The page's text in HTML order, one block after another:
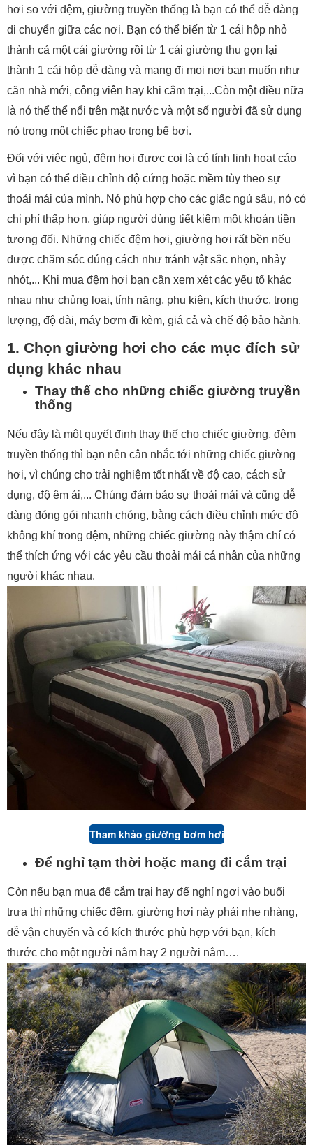
hơi so với đệm, giường truyền thống là bạn có thể dễ dàng
di chuyển giữa các nơi. Bạn có thể biến từ 1 cái hộp nhỏ
thành cả một cái giường rồi từ 1 cái giường thu gọn lại
thành 1 cái hộp dễ dàng và mang đi mọi nơi bạn muốn như
căn nhà mới, công viên hay khi cắm trại,...Còn một điều nữa
là nó thể thể nổi trên mặt nước và một số người đã sử dụng
nó trong một chiếc phao trong bể bơi.
Đối với việc ngủ, đệm hơi được coi là có tính linh hoạt cáo
vì bạn có thể điều chỉnh độ cứng hoặc mềm tùy theo sự
thoải mái của mình. Nó phù hợp cho các giấc ngủ sâu, nó có
chi phí thấp hơn, giúp người dùng tiết kiệm một khoản tiền
tương đối. Những chiếc đệm hơi, giường hơi rất bền nếu
được chăm sóc đúng cách như tránh vật sắc nhọn, nhảy
nhót,... Khi mua đệm hơi bạn cần xem xét các yếu tố khác
nhau như chủng loại, tính năng, phụ kiện, kích thước, trọng
lượng, độ dài, máy bơm đi kèm, giá cả và chế độ bảo hành.
1. Chọn giường hơi cho các mục đích sử
dụng khác nhau
Thay thế cho những chiếc giường truyền
thống
Nếu đây là một quyết định thay thế cho chiếc giường, đệm
truyền thống thì bạn nên cân nhắc tới những chiếc giường
hơi, vì chúng cho trải nghiệm tốt nhất về độ cao, cách sử
dụng, độ êm ái,... Chúng đảm bảo sự thoải mái và cũng dễ
dàng đóng gói nhanh chóng, bằng cách điều chỉnh mức độ
không khí trong đệm, những chiếc giường này thậm chí có
thể thích ứng với các yêu cầu thoải mái cá nhân của những
người khác nhau.
Tham khảo giường bơm hơi
Để nghỉ tạm thời hoặc mang đi cắm trại
Còn nếu bạn mua để cắm trại hay để nghỉ ngơi vào buổi
trưa thì những chiếc đệm, giường hơi này phải nhẹ nhàng,
dễ vận chuyển và có kích thước phù hợp với bạn, kích
thước cho một người nằm hay 2 người nằm….